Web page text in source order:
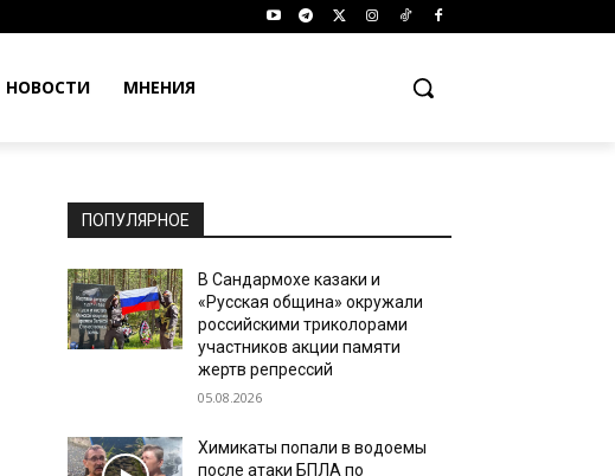
НОВОСТИ МНЕНИЯ
ПОПУЛЯРНОЕ
В Сандармохе казаки и
«Русская община» окружали
российскими триколорами
участников акции памяти
жертв репрессий
05.08.2026
Химикаты попали в водоемы
после атаки БПЛА по